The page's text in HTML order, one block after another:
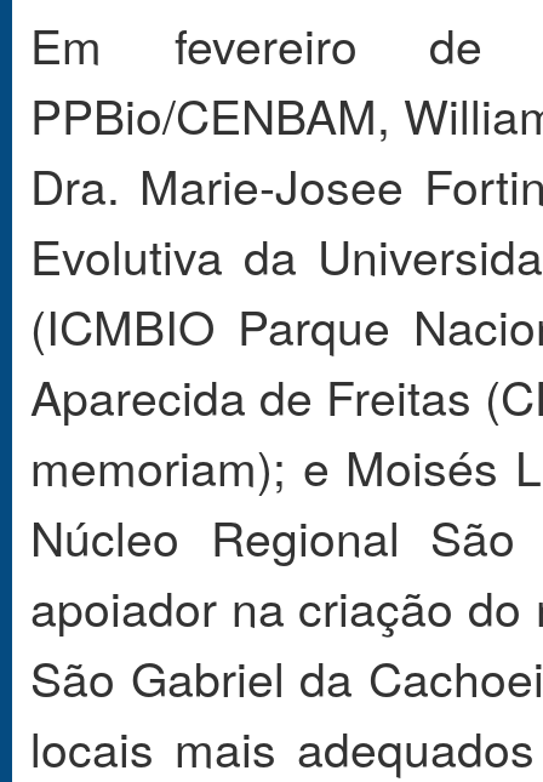
Em fevereiro de
PPBio/CENBAM,
Dra. Marie-Josee
Evolutiva da
(ICMBIO Parque
Aparecida de Freitas
memoriam); e Moisés
Núcleo Regional
apoiador na criação
São Gabriel da
locais mais